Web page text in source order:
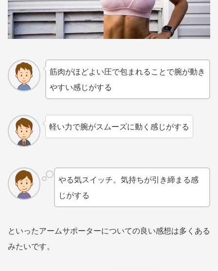
筋肉がほどよい圧で包まれることで腕が動き
やすい感じがする
軽い力で腕がスムーズに動く感じがする
やる気スイッチ。気持ちが引き締まる感
じがする
といったアームサポーターについての良い感想は多くある
みたいです。